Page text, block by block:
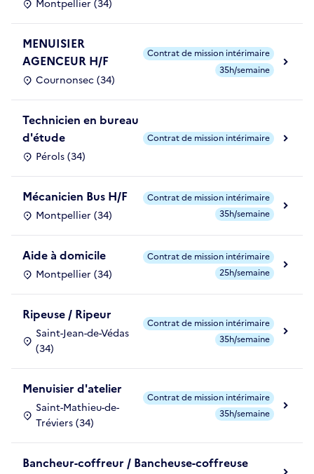
Montpellier (34)
MENUISIER
AGENCEUR H/F
Cournonsec (34)
Contrat de mission intérimaire
35h/semaine
Technicien en bureau
d'étude
Pérols (34)
Contrat de mission intérimaire
Mécanicien Bus H/F
Montpellier (34)
Contrat de mission intérimaire
35h/semaine
Aide à domicile
Montpellier (34)
Contrat de mission intérimaire
25h/semaine
Ripeuse / Ripeur
Saint-Jean-de-Védas
(34)
Contrat de mission intérimaire
35h/semaine
Menuisier d'atelier
Saint-Mathieu-de-
Tréviers (34)
Contrat de mission intérimaire
35h/semaine
Bancheur-coffreur / Bancheuse-coffreuse